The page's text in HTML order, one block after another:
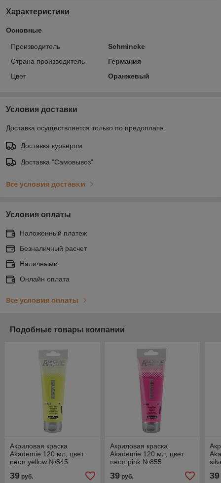
Характеристики
Основные
Производитель
Schmincke
Страна производитель
Германия
Цвет
Оранжевый
Условия доставки
Доставка осуществляется только по предоплате.
Доставка курьером
Доставка "Самовывоз"
Все условия доставки
Условия оплаты
Наложенный платеж
Безналичный расчет
Наличными
Онлайн оплата
Все условия оплаты
Подобные товары компании
Акриловая краска
Akademie 120 мл, цвет
neon yellow №845
39 руб.
Акриловая краска
Akademie 120 мл, цвет
neon pink №855
39руб. 39